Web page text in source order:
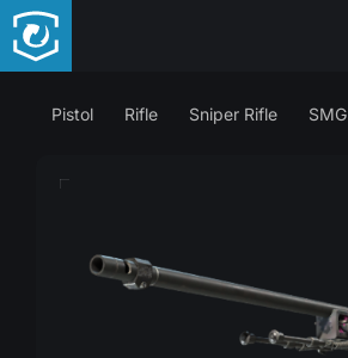
Pistol Rifle Sniper Rifle SMG